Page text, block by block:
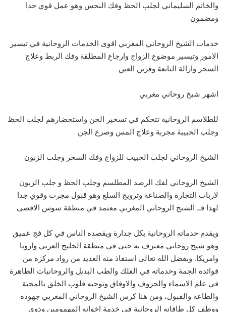
والخاتم السليماني لجلب الحظ وفك النحس وهو عمل قوي جدا
ومضمون
خدمات الشيخ الروحاني المغربي اقوى الخدمات الروحانية في تيسير
الامور وتيسير موضوع الزواج وارجاع المطلقة وفك الربط وعلاج
السحر وازالة التابعة وقرين العين
اشهر شيخ روحاني مغربي
للطلاسم الروحانية تتحكم في تسخير الجن واستحضارهم لجلب الحظ
وجلب الحبيبة مجربة وعلاج المس وصرع الجن
الشيخ الروحاني لجلب الحبيب للزواج وفك السحر وجلب الزبون
الشيخ الروحاني لفك الرصد المطلسم وجلب الحظ و جلب الزبون
لارباب التجارة والصناعة وترويج السلع وهو قبول مجرب وقوي جدا
لهذا فــ الشيخ الروحاني المغربي معتمد في منطقة سوس الاقصى
ويقدم خدماته الروحانية بكل جدارة ويقصده الناس في كل فج عميق
وهو شيخ روحاني معترف به حتى في منطقة الخليج العربي واروبا
وامريكا. وبفضل الله تعالى استفاذ منه العديد من رواد مركزه من
فوائده الجمة وخدماته في الفلك والطب البديل والروحانيات الطاهرة
في علم الاسماء والحروف والاوفاق وتوجيه قلوب الخلق بالمحبة
والطاعة والقبول، ومن هنا كرس الشيخ الروحاني المغربي جهوده
ووظف كل طاقاته الروحانية في خدمة اخوانه المهمومين وذوي